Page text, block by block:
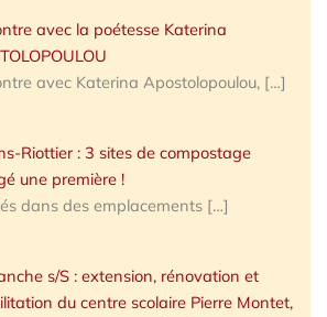
avec la poétesse Katerina
avec Katerina Apostolopoulou, […]
Riottier : 3 sites de compostage
une première !
dans des emplacements […]
s/S : extension, rénovation et
du centre scolaire Pierre Montet,